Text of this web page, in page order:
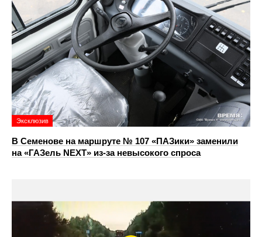
Эксклюзив
В Семенове на маршруте № 107 «ПАЗики» заменили
на «ГАЗель NEXT» из‑за невысокого спроса